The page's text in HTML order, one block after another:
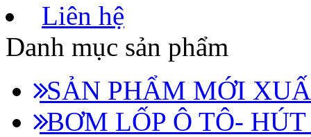
Liên hệ
Danh mục sản phẩm
SẢN PHẨM MỚI
BƠM LỐP Ô TÔ-